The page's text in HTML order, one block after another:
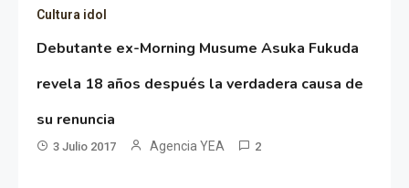
Cultura idol
Debutante ex-Morning Musume Asuka Fukuda
revela 18 años después la verdadera causa de
su renuncia
3 Julio 2017 Agencia YEA 2